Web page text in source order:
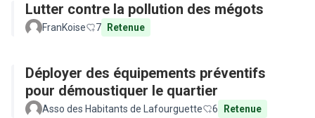
Lutter contre la pollution des mégots
FranKoise 7 Retenue
Déployer des équipements préventifs
pour démoustiquer le quartier
Asso des Habitants de Lafourguette 6 Retenue